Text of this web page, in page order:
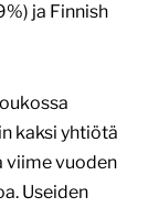
ja Finnish
kaksi yhtiötä
viime vuoden
Useiden